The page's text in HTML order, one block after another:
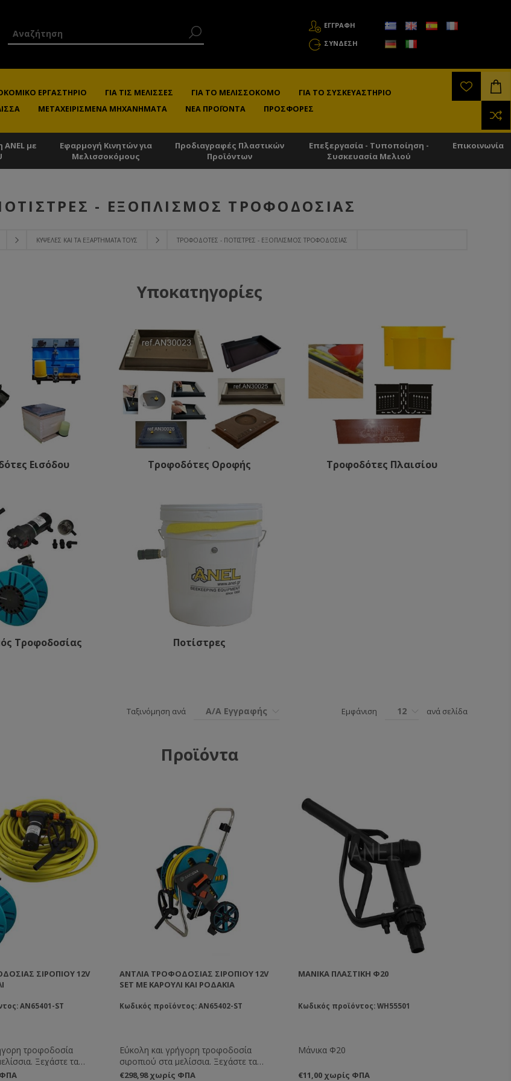
ΕΓΓΡΑΦΗ
ΣΎΝΔΕΣΗ
ΕΡΓΑΣΤΉΡΙΟ ΓΙΑ ΤΙΣ ΜΈΛΙΣΣΕΣ ΓΙΑ ΤΟ ΜΕΛΙΣΣΟΚΌΜΟ
ΓΙΑ ΤΟ ΣΥΣΚΕΥΑΣΤΉΡΙΟ
ΜΕΤΑΧΕΙΡΙΣΜΈΝΑ ΜΗΧΑΝΉΜΑΤΑ ΝΈΑ ΠΡΟΪΌΝΤΑ ΠΡΟΣΦΟΡΈΣ
με
Εφαρμογή Κινητών για
Μελισσοκόμους
Προδιαγραφές Πλαστικών
Προϊόντων
Επεξεργασία - Τυποποίηση -
Συσκευασία Μελιού
Επικοινωνία
ΚΥΨΈΛΕΣ ΚΑΙ ΤΑ ΕΞΑΡΤΉΜΑΤΑ ΤΟΥΣ ΤΡΟΦΟΔΌΤΕΣ - ΠΟΤΊΣΤΡΕΣ - ΕΞΟΠΛΙΣΜΌΣ ΤΡΟΦΟΔΟΣΊΑΣ
- ΕΞΟΠΛΙΣΜΌΣ ΤΡΟΦΟΔΟΣΊΑΣ
Υποκατηγορίες
Εισόδου Τροφοδότες Οροφής Τροφοδότες Πλαισίου
Τροφοδοσίας Ποτίστρες
Ταξινόμηση ανά Α/Α Εγγραφής Εμφάνιση 12 ανά σελίδα
Προϊόντα
ΣΙΡΟΠΙΟΎ 12V
AN65401-ST
τροφοδοσία
Ξεχάστε τα
και το κουβάλημα των
ΦΠΑ
ΑΝΤΛΊΑ ΤΡΟΦΟΔΟΣΊΑΣ ΣΙΡΟΠΙΟΎ 12V
SET ΜΕ ΚΑΡΟΎΛΙ ΚΑΙ ΡΟΔΆΚΙΑ
Κωδικός προϊόντος: AN65402-ST
Εύκολη και γρήγορη τροφοδοσία
σιροπιού στα μελίσσια. Ξεχάστε τα
χυμένα σιρόπια και το κουβάλημα των
€298,98 χωρίς ΦΠΑ
ΜΆΝΙΚΑ ΠΛΑΣΤΙΚΉ Φ20
Κωδικός προϊόντος: WH55501
Μάνικα Φ20
€11,00 χωρίς ΦΠΑ